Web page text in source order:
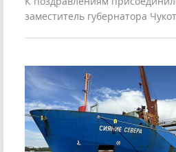
заместитель губернатора